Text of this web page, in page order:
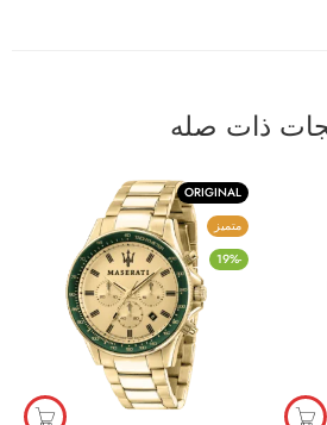
ذات صله
ORIGINAL
متميز
-19%